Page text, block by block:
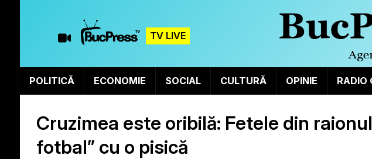
TV LIVE
POLITICĂ ECONOMIE SOCIAL CULTURĂ OPINIE RADIO
Cruzimea este oribilă: Fetele din
fotbal” cu o pisică